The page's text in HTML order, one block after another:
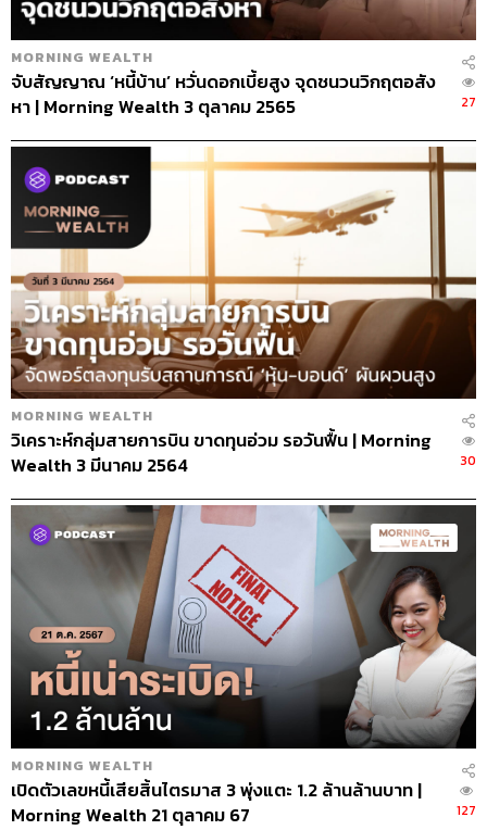
MORNING WEALTH
จับสัญญาณ ‘หนี้บ้าน’ หวั่นดอกเบี้ยสูง จุดชนวนวิกฤตอสัง
หา | Morning Wealth 3 ตุลาคม 2565
27
MORNING WEALTH
วิเคราะห์กลุ่มสายการบิน ขาดทุนอ่วม รอวันฟื้น | Morning
Wealth 3 มีนาคม 2564
30
MORNING WEALTH
เปิดตัวเลขหนี้เสียสิ้นไตรมาส 3 พุ่งแตะ 1.2 ล้านล้านบาท |
Morning Wealth 21 ตุลาคม 67
127